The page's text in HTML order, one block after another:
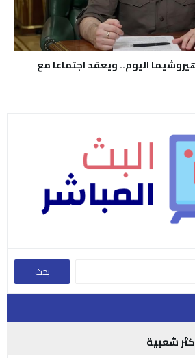
اليوم.. ويعقد اجتماعا مع
شعبية